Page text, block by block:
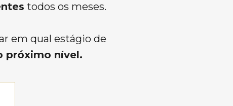
todos os meses.
em qual estágio de
próximo nível.